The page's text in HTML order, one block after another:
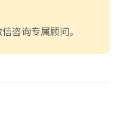
咨询专属顾问。